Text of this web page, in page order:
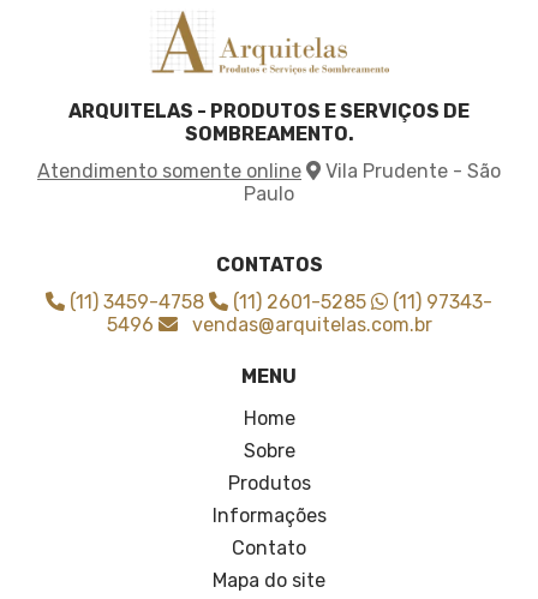
Tela de sombrite 50
Tela de sombrite para horta
Tela para agricultura
Tela para cobrir plantas
Tela para sombreamento agricola
Tela para sombreamento de horta
Tela sombrite 50 3x50
Tela sombrite 50 4x50
Tela sombrite 50 onde comprar
Tela sombrite 80 para horta
Tela sombrite agricultura
ARQUITELAS - PRODUTOS E SERVIÇOS DE
SOMBREAMENTO.
Atendimento somente online
Vila Prudente - São
Paulo
CONTATOS
(11) 3459-4758
(11) 2601-5285
(11) 97343-
5496
vendas@arquitelas.com.br
MENU
Home
Sobre
Produtos
Informações
Contato
Mapa do site